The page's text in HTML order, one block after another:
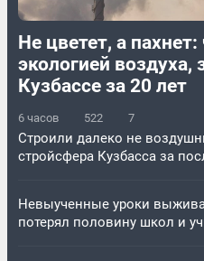
Не цветет, а
экологией
Кузбассе за 20 лет
6 часов 522 7
Строили далеко не
стройсфера Кузбасса за
Невыученные уроки
потерял половину школ и